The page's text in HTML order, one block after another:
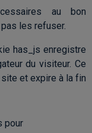
au bon
les refuser.
has_js enregistre
du visiteur. Ce
et expire à la fin
pour